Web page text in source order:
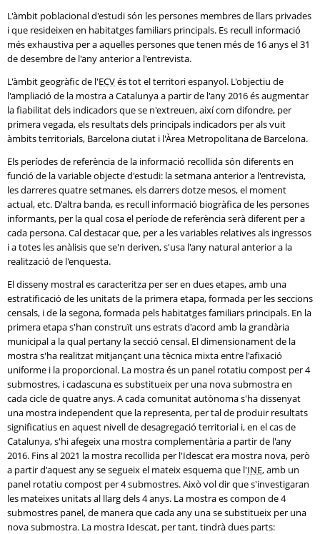
L'àmbit poblacional d'estudi són les persones membres de llars privades
i que resideixen en habitatges familiars principals. Es recull informació
més exhaustiva per a aquelles persones que tenen més de 16 anys el 31
de desembre de l'any anterior a l'entrevista.
L'àmbit geogràfic de l'ECVés tot el territori espanyol. L'objectiu de
l'ampliació de la mostra a Catalunya a partir de l'any 2016 és augmentar
la fiabilitat dels indicadors que se n'extreuen, així com difondre, per
primera vegada, els resultats dels principals indicadors per als vuit
àmbits territorials, Barcelona ciutat i l'Àrea Metropolitana de Barcelona.
Els períodes de referència de la informació recollida són diferents en
funció de la variable objecte d'estudi: la setmana anterior a l'entrevista,
les darreres quatre setmanes, els darrers dotze mesos, el moment
actual, etc. D'altra banda, es recull informació biogràfica de les persones
informants, per la qual cosa el període de referència serà diferent per a
cada persona. Cal destacar que, per a les variables relatives als ingressos
i a totes les anàlisis que se'n deriven, s'usa l'any natural anterior a la
realització de l'enquesta.
El disseny mostral es caracteritza per ser en dues etapes, amb una
estratificació de les unitats de la primera etapa, formada per les seccions
censals, i de la segona, formada pels habitatges familiars principals. En la
primera etapa s'han construït uns estrats d'acord amb la grandària
municipal a la qual pertany la secció censal. El dimensionament de la
mostra s'ha realitzat mitjançant una tècnica mixta entre l'afixació
uniforme i la proporcional. La mostra és un panel rotatiu compost per 4
submostres, i cadascuna es substitueix per una nova submostra en
cada cicle de quatre anys. A cada comunitat autònoma s'ha dissenyat
una mostra independent que la representa, per tal de produir resultats
significatius en aquest nivell de desagregació territorial i, en el cas de
Catalunya, s'hi afegeix una mostra complementària a partir de l'any
2016. Fins al 2021 la mostra recollida per l'Idescat era mostra nova, però
a partir d'aquest any se segueix el mateix esquema que l'INE, amb un
panel rotatiu compost per 4 submostres. Això vol dir que s'investigaran
les mateixes unitats al llarg dels 4 anys. La mostra es compon de 4
submostres panel, de manera que cada any una se substitueix per una
nova submostra. La mostra Idescat, per tant, tindrà dues parts: